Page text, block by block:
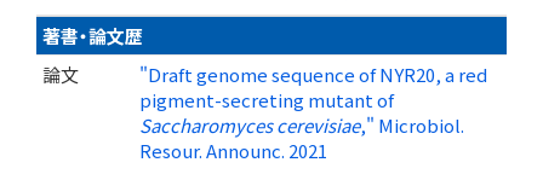
著書・論文歴
論文
"Draft genome sequence of NYR20, a red
pigment-secreting mutant of
Saccharomyces cerevisiae," Microbiol.
Resour. Announc. 2021